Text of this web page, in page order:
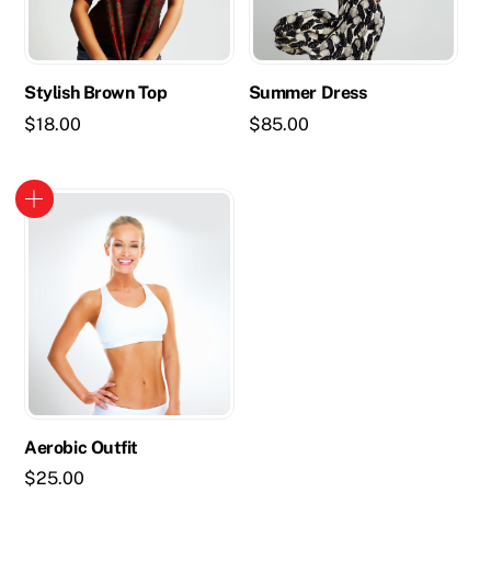
Stylish Brown Top
$18.00
Summer Dress
$85.00
Aerobic Outfit
$25.00